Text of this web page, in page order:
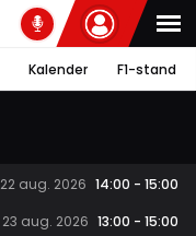
Kalender F1-stand
22 aug. 2026 14:00 - 15:00
23 aug. 2026 13:00 - 15:00